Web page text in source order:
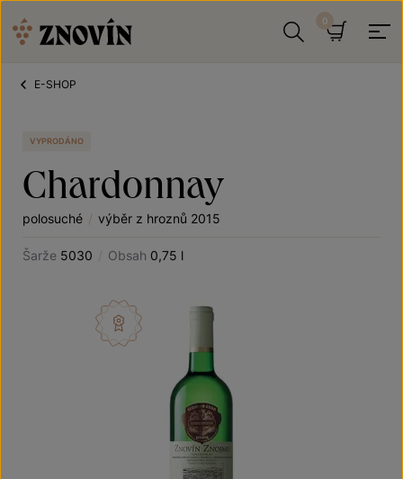
E-SHOP
VYPRODÁNO
Chardonnay
polosuché / výběr z hroznů 2015
Šarže 5030 / Obsah 0,75 l